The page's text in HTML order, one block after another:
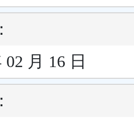
月 16 日